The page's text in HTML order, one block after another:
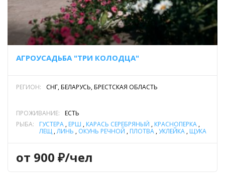
АГРОУСАДЬБА "ТРИ КОЛОДЦА"
РЕГИОН: СНГ, БЕЛАРУСЬ, БРЕСТСКАЯ ОБЛАСТЬ
ПРОЖИВАНИЕ:
ЕСТЬ
РЫБА:
ГУСТЕРА , ЁРШ , КАРАСЬ СЕРЕБРЯНЫЙ , КРАСНОПЕРКА ,
ЛЕЩ ,ЛИНЬ , ОКУНЬ РЕЧНОЙ , ПЛОТВА ,УКЛЕЙКА , ЩУКА
от 900 ₽/чел